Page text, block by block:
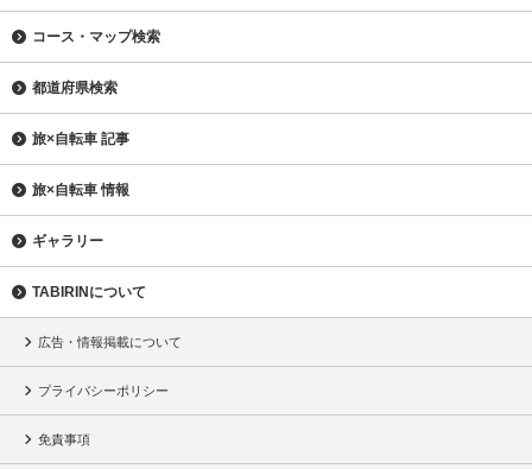
コース・マップ検索
都道府県検索
旅×自転車 記事
旅×自転車 情報
ギャラリー
TABIRINについて
広告・情報掲載について
プライバシーポリシー
免責事項